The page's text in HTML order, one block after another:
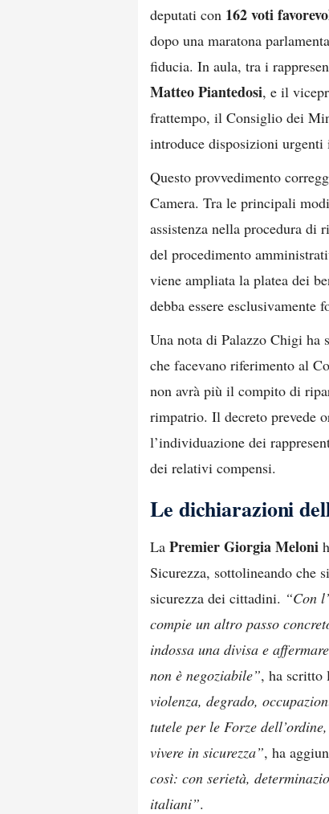
deputati con 162 voti
dopo una maratona
fiducia. In aula, tra i
Matteo Piantedosi, e il
frattempo, il Consiglio dei
introduce disposizioni
Questo provvedimento
Camera. Tra le principali
assistenza nella procedura di
del procedimento
viene ampliata la platea dei
debba essere esclusivamente
Una nota di Palazzo Chigi ha
che facevano riferimento al
non avrà più il compito di
rimpatrio. Il decreto prevede
l’individuazione dei
dei relativi compensi.
Le dichiarazioni
La Premier Giorgia Meloni
Sicurezza, sottolineando che
sicurezza dei cittadini. “Con
compie un altro passo
indossa una divisa e
non è negoziabile”, ha scritto
violenza, degrado,
tutele per le Forze
vivere in sicurezza”, ha
così: con serietà,
italiani”.